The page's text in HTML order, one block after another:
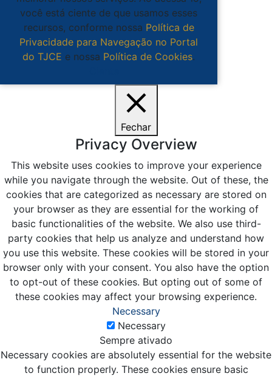
você está ciente de que usamos esses
recursos, conforme nossa Política de
Privacidade para Navegação no Portal
do TJCE e nossa Política de Cookies.
Fechar
Privacy Overview
This website uses cookies to improve your experience
while you navigate through the website. Out of these, the
cookies that are categorized as necessary are stored on
your browser as they are essential for the working of
basic functionalities of the website. We also use third-
party cookies that help us analyze and understand how
you use this website. These cookies will be stored in your
browser only with your consent. You also have the option
to opt-out of these cookies. But opting out of some of
these cookies may affect your browsing experience.
Necessary
Necessary
Sempre ativado
Necessary cookies are absolutely essential for the website
to function properly. These cookies ensure basic